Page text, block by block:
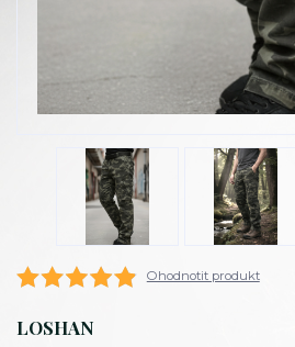
Ohodnotit produkt
LOSHAN